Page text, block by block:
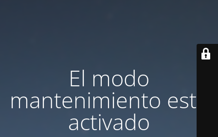
El modo
mantenimiento está
activado